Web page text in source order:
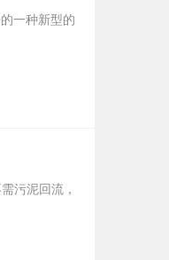
一种新型的
污泥回流，